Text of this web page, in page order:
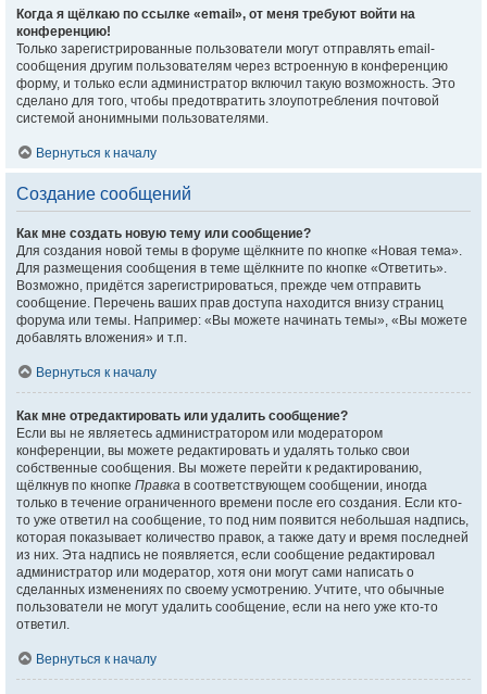
Когда я щёлкаю по ссылке «email», от меня требуют войти на
конференцию!
Только зарегистрированные пользователи могут отправлять email-
сообщения другим пользователям через встроенную в конференцию
форму, и только если администратор включил такую возможность. Это
сделано для того, чтобы предотвратить злоупотребления почтовой
системой анонимными пользователями.
Вернуться к началу
Создание сообщений
Как мне создать новую тему или сообщение?
Для создания новой темы в форуме щёлкните по кнопке «Новая тема».
Для размещения сообщения в теме щёлкните по кнопке «Ответить».
Возможно, придётся зарегистрироваться, прежде чем отправить
сообщение. Перечень ваших прав доступа находится внизу страниц
форума или темы. Например: «Вы можете начинать темы», «Вы можете
добавлять вложения» и т.п.
Вернуться к началу
Как мне отредактировать или удалить сообщение?
Если вы не являетесь администратором или модератором
конференции, вы можете редактировать и удалять только свои
собственные сообщения. Вы можете перейти к редактированию,
щёлкнув по кнопке Правка в соответствующем сообщении, иногда
только в течение ограниченного времени после его создания. Если кто-
то уже ответил на сообщение, то под ним появится небольшая надпись,
которая показывает количество правок, а также дату и время последней
из них. Эта надпись не появляется, если сообщение редактировал
администратор или модератор, хотя они могут сами написать о
сделанных изменениях по своему усмотрению. Учтите, что обычные
пользователи не могут удалить сообщение, если на него уже кто-то
ответил.
Вернуться к началу